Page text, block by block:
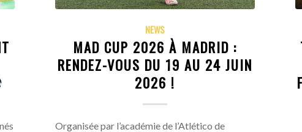
NEWS
MAD CUP 2026 À MADRID :
RENDEZ-VOUS DU 19 AU 24 JUIN
2026 !
Organisée par l’académie de l’Atlético de